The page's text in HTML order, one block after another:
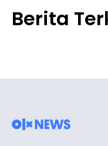
Berita